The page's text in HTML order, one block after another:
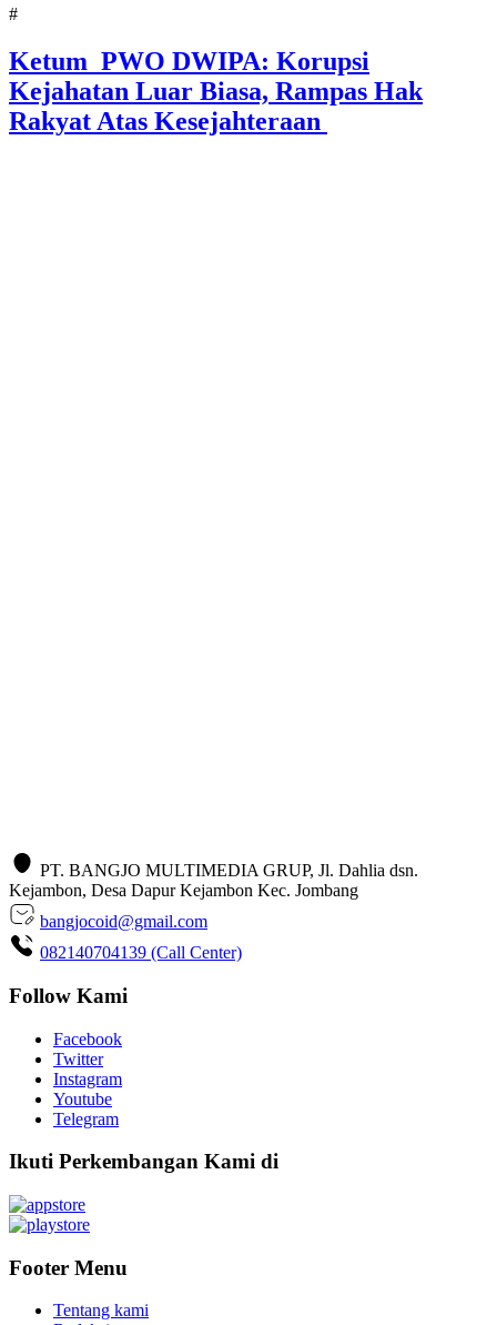
#
Ketum PWO DWIPA: Korupsi
Kejahatan Luar Biasa, Rampas Hak
Rakyat Atas Kesejahteraan
PT. BANGJO MULTIMEDIA GRUP, Jl. Dahlia dsn.
Kejambon, Desa Dapur Kejambon Kec. Jombang
bangjocoid@gmail.com
082140704139 (Call Center)
Follow Kami
Facebook
Twitter
Instagram
Youtube
Telegram
Ikuti Perkembangan Kami di
Footer Menu
Tentang kami